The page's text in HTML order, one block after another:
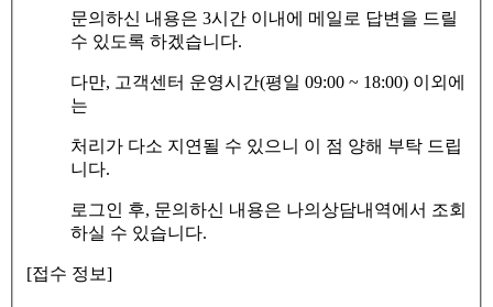
문의하신 내용은 3시간 이내에 메일로 답변을 드릴
수 있도록 하겠습니다.
다만, 고객센터 운영시간(평일 09:00 ~ 18:00) 이외에
는
처리가 다소 지연될 수 있으니 이 점 양해 부탁 드립
니다.
로그인 후, 문의하신 내용은 나의상담내역에서 조회
하실 수 있습니다.
[접수 정보]